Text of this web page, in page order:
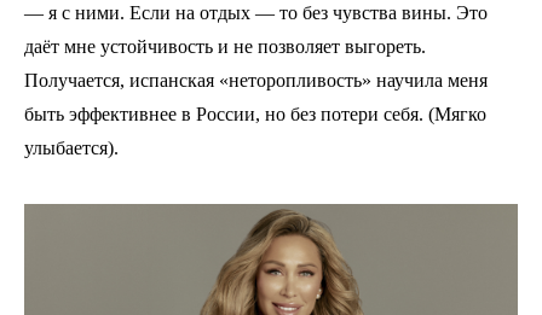
— я с ними. Если на отдых — то без чувства вины. Это
даёт мне устойчивость и не позволяет выгореть.
Получается, испанская «неторопливость» научила меня
быть эффективнее в России, но без потери себя. (Мягко
улыбается).